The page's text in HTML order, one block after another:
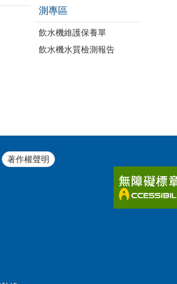
測專區
飲水機維護保養單
飲水機水質檢測報告
著作權聲明